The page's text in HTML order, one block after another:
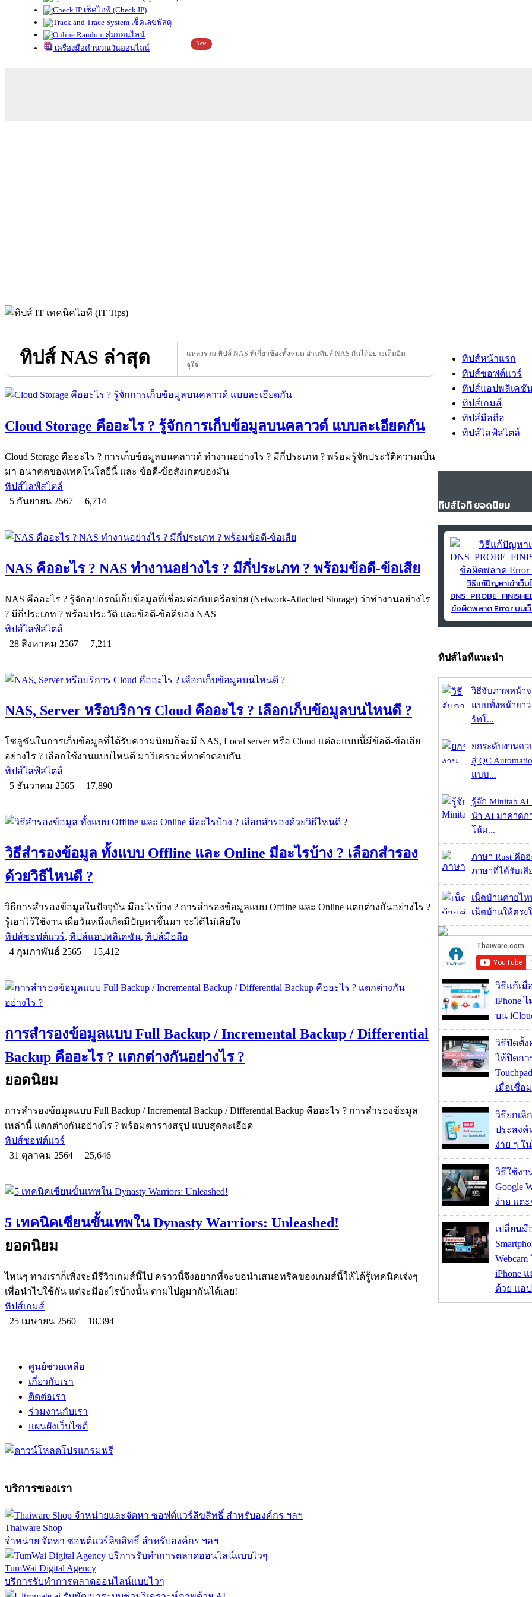
เช็คไอพี (Check IP)
เช็คเลขพัสดุ
สุ่มออนไลน์
เครื่องมือคำนวณวันออนไลน์
New
ทิปส์ NAS ล่าสุด
แหล่งรวม ทิปส์ NAS ที่เกี่ยวข้องทั้งหมด อ่านทิปส์ NAS กันได้อย่างเต็มอิ่ม
จุใจ
Cloud Storage คืออะไร ? รู้จักการเก็บข้อมูลบนคลาวด์ แบบละเอียดกัน
Cloud Storage คืออะไร ? การเก็บข้อมูลบนคลาวด์ ทำงานอย่างไร ? มีกี่ประเภท ? พร้อมรู้จักประวัติความเป็น
มา อนาคตของเทคโนโลยีนี้ และ ข้อดี-ข้อสังเกตของมัน
ทิปส์ไลฟ์สไตล์
5 กันยายน 2567
6,714
NAS คืออะไร ? NAS ทำงานอย่างไร ? มีกี่ประเภท ? พร้อมข้อดี-ข้อเสีย
NAS คืออะไร ? รู้จักอุปกรณ์เก็บข้อมูลที่เชื่อมต่อกับเครือข่าย (Network-Attached Storage) ว่าทำงานอย่างไร
? มีกี่ประเภท ? พร้อมประวัติ และข้อดี-ข้อดีของ NAS
ทิปส์ไลฟ์สไตล์
28 สิงหาคม 2567
7,211
NAS, Server หรือบริการ Cloud คืออะไร ? เลือกเก็บข้อมูลบนไหนดี ?
โซลูชันในการเก็บข้อมูลที่ได้รับความนิยมก็จะมี NAS, Local server หรือ Cloud แต่ละแบบนี้มีข้อดี-ข้อเสีย
อย่างไร ? เลือกใช้งานแบบไหนดี มาวิเคราะห์หาคำตอบกัน
ทิปส์ไลฟ์สไตล์
5 ธันวาคม 2565
17,890
วิธีสำรองข้อมูล ทั้งแบบ Offline และ Online มีอะไรบ้าง ? เลือกสำรอง
ด้วยวิธีไหนดี ?
วิธีการสำรองข้อมูลในปัจจุบัน มีอะไรบ้าง ? การสำรองข้อมูลแบบ Offline และ Online แตกต่างกันอย่างไร ?
รู้เอาไว้ใช้งาน เผื่อวันหนึ่งเกิดมีปัญหาขึ้นมา จะได้ไม่เสียใจ
ทิปส์ซอฟต์แวร์, ทิปส์แอปพลิเคชัน, ทิปส์มือถือ
4 กุมภาพันธ์ 2565
15,412
การสำรองข้อมูลแบบ Full Backup / Incremental Backup / Differential
Backup คืออะไร ? แตกต่างกันอย่างไร ?
ยอดนิยม
การสำรองข้อมูลแบบ Full Backup / Incremental Backup / Differential Backup คืออะไร ? การสำรองข้อมูล
เหล่านี้ แตกต่างกันอย่างไร ? พร้อมตารางสรุป แบบสุดละเอียด
ทิปส์ซอฟต์แวร์
31 ตุลาคม 2564
25,646
5 เทคนิคเซียนขั้นเทพใน Dynasty Warriors: Unleashed!
ยอดนิยม
ไหนๆ ทางเราก็เพิ่งจะมีรีวิวเกมส์นี้ไป คราวนี้จึงอยากที่จะขอนำเสนอทริคของเกมส์นี้ให้ได้รู้เทคนิคเจ๋งๆ
เพื่อนำไปใช้กัน แต่จะมีอะไรบ้างนั้น ตามไปดูมากันได้เลย!
ทิปส์เกมส์
25 เมษายน 2560
18,394
ทิปส์หน้าแรก
ทิปส์ซอฟต์แวร์
ทิปส์แอปพลิเคชั
ทิปส์เกมส์
ทิปส์มือถือ
ทิปส์ไลฟ์สไตล์
ทิปส์ไอที ยอดนิยม
วิธีแก้ปัญหาเข้าเว็บ
ข้อผิดพลาด Error บนเว็
ทิปส์ไอทีแนะนำ
วิธีจับภาพหน้าจ
แบบทั้งหน้ายา
ร์ทโ...
ยกระดับงานค
สู่ QC
แบบ...
รู้จัก Minitab
นำ AI มาคาด
โน้ม...
ภาษา Rust คืออ
ภาษาที่ได้รับเสี
เน็ตบ้านค่ายไห
เน็ตบ้านให้ตรง
วิธีแก้เ
iPhone
บน
วิธีปิดตั้
ให้ปิดกา
เมื่อเชื่อ
วิธียกเลิ
ประสงค์
ง่าย ๆ ใ
วิธีใช้งา
Google
ง่าย แต
เปลี่ยนมื
iPhone
ด้วย แอป
ศูนย์ช่วยเหลือ
เกี่ยวกับเรา
ติดต่อเรา
ร่วมงานกับเรา
แผนผังเว็บไซต์
บริการของเรา
Thaiware Shop
จำหน่าย จัดหา ซอฟต์แวร์ลิขสิทธิ์ สำหรับองค์กร ฯลฯ
TumWai Digital Agency
บริการรับทำการตลาดออนไลน์แบบไวๆ